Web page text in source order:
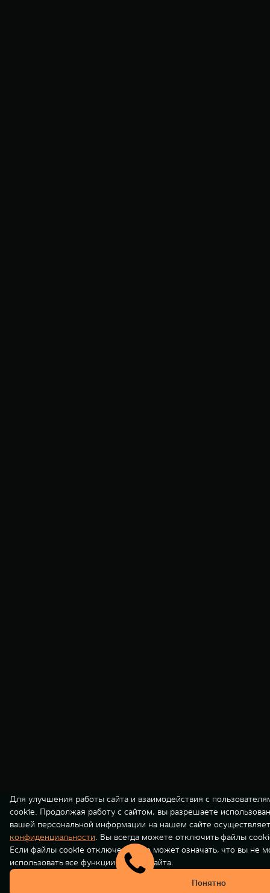
Для улучшения работы сайта и взаимодействия с
cookie. Продолжая работу с сайтом, вы разрешаете
вашей персональной информации на нашем сайте
конфиденциальности. Вы всегда можете отключить файлы
Если файлы cookie отключены, это может означать, что вы не
использовать все функции нашего сайта.
Понятно